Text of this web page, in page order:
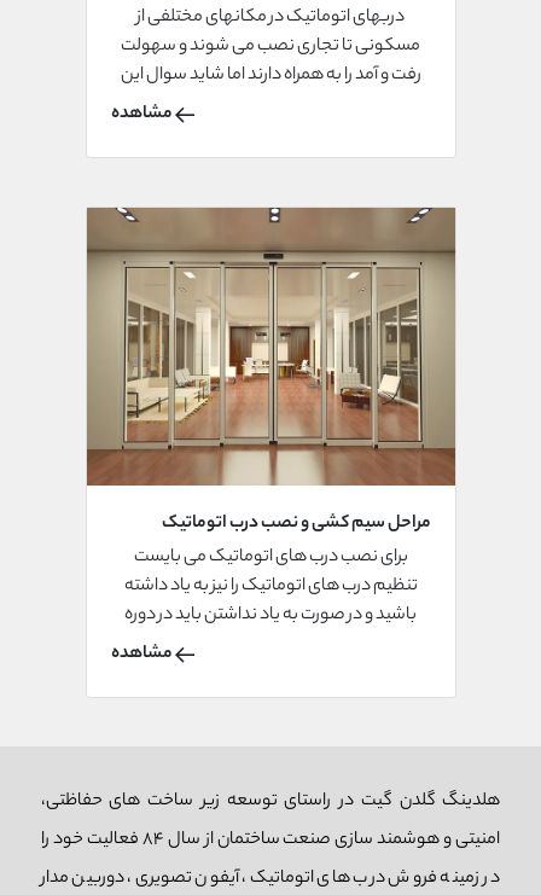
دربهای اتوماتیک در مکانهای مختلفی از
مسکونی تا تجاری نصب می شوند و سهولت
رفت و آمد را به همراه دارند اما شاید سوال این
باشد کا عمر مفید دربهای اتوماتیک چقدر است؟
مشخصی دارد اما می توان با روشهای مختلف
اتوماتیک میتوان به سرویس و نگهداری آن
اشاره کرد.
مشاهده
مراحل سیم کشی و نصب درب اتوماتیک
برای نصب درب های اتوماتیک می بایست
تنظیم درب های اتوماتیک را نیز به یاد داشته
باشید و در صورت به یاد نداشتن باید در دوره
آموزشی نصب درب اتوماتیک آن را فرا بگیرید.
تایمر و زمان باز و بسته شدن درب می‌باشد.
مشاهده
هلدینگ گلدن گیت در راستای توسعه زیر ساخت های حفاظتی،
امنیتی و هوشمند سازی صنعت ساختمان از سال 84 فعالیت خود را
در زمینه فروش درب های اتوماتیک، آیفون تصویری، دوربین مدار